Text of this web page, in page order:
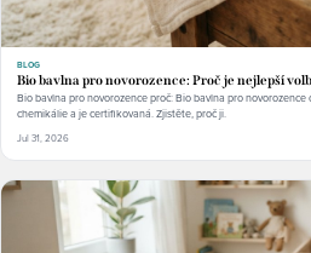
BLOG
Bio bavlna pro novorozence: Proč je nejlepší
Bio bavlna pro novorozence proč: Bio bavlna pro
chemikálie a je certifikovaná. Zjistěte, proč ji.
Jul 31, 2026